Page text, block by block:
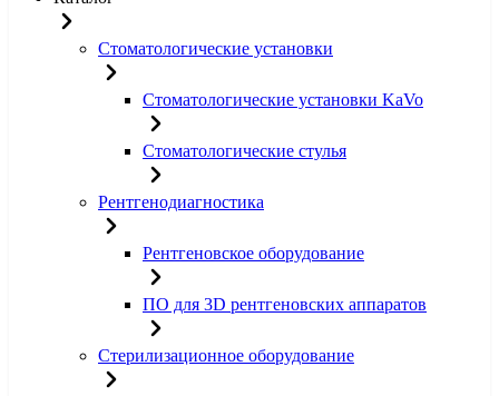
Стоматологические установки
Стоматологические установки KaVo
Стоматологические стулья
Рентгенодиагностика
Рентгеновское оборудование
ПО для 3D рентгеновских аппаратов
Стерилизационное оборудование